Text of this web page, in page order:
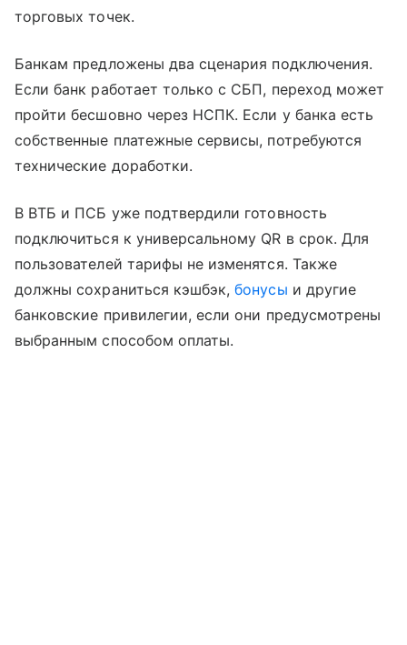
торговых точек.
Банкам предложены два сценария подключения.
Если банк работает только с СБП, переход может
пройти бесшовно через НСПК. Если у банка есть
собственные платежные сервисы, потребуются
технические доработки.
В ВТБ и ПСБ уже подтвердили готовность
подключиться к универсальному QR в срок. Для
пользователей тарифы не изменятся. Также
должны сохраниться кэшбэк,бонусы и другие
банковские привилегии, если они предусмотрены
выбранным способом оплаты.